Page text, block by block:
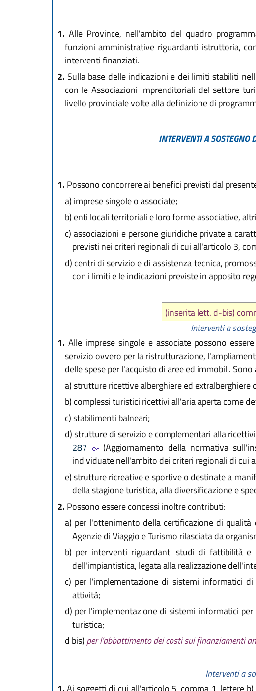
1. Alle Province, nell'ambito del quadro
funzioni amministrative riguardanti istruttoria,
interventi finanziati.
2. Sulla base delle indicazioni e dei limiti stabiliti
con le Associazioni imprenditoriali del settore
livello provinciale volte alla definizione di
INTERVENTI A SOSTEGNO
1. Possono concorrere ai benefici previsti dal
a) imprese singole o associate;
b) enti locali territoriali e loro forme associative,
c) associazioni e persone giuridiche private a
previsti nei criteri regionali di cui all'articolo 3,
d) centri di servizio e di assistenza tecnica,
con i limiti e le indicazioni previste in apposito
(inserita lett. d-bis)
Interventi a
1. Alle imprese singole e associate possono
servizio ovvero per la ristrutturazione,
delle spese per l'acquisto di aree ed immobili.
a)strutture ricettive alberghiere ed
b) complessi turistici ricettivi all'aria aperta come
c)stabilimenti balneari;
d)strutture di servizio e complementari alla
287
(Aggiornamento della normativa
individuate nell'ambito dei criteri regionali di cui
e)strutture ricreative e sportive o destinate a
della stagione turistica, alla diversificazione e
2. Possono essere concessi inoltre contributi:
a) per l'ottenimento della certificazione di
Agenzie di Viaggio e Turismo rilasciata da
b) per interventi riguardanti studi di fattibilità e
dell'impiantistica, legata alla realizzazione
c) per l'implementazione di sistemi informatici
attività;
d) per l'implementazione di sistemi informatici
turistica;
d bis) per l’abbattimento dei costi sui finanziamenti
Interventi a
1.Ai soggetti di cui all'articolo 5, comma 1, lettere